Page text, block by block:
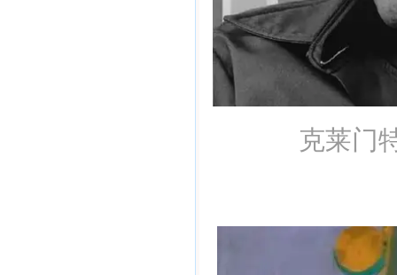
克莱门